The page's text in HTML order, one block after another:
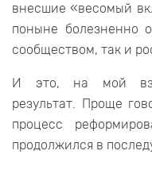
внесшие «весомый
поныне болезненно
сообществом, так и
И это, на мой
результат. Проще
процесс
продолжился в